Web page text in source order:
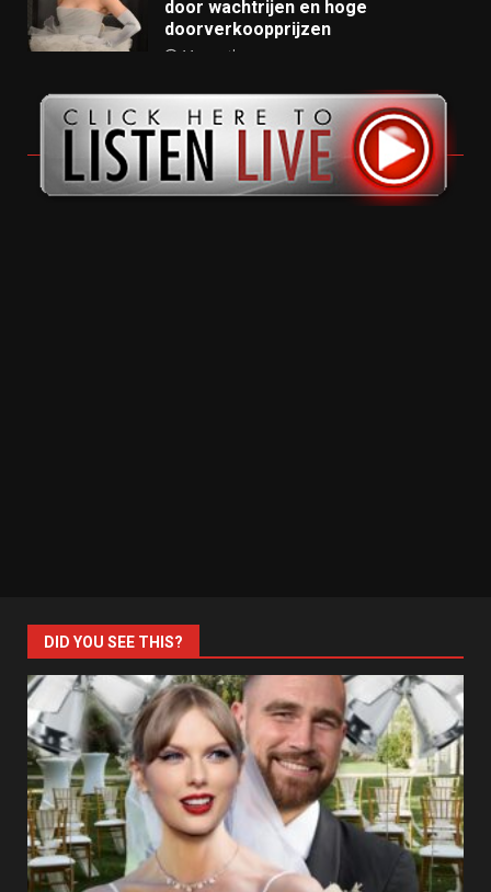
door wachtrijen en hoge
doorverkoopprijzen
11 months ago
DID YOU SEE THIS?